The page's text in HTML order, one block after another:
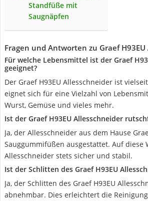
Standfüße mit
Saugnäpfen
Fragen und Antworten zu Graef
Für welche Lebensmittel ist der Graef
geeignet?
Der Graef H93EU Allesschneider ist
eignet sich für eine Vielzahl von
Wurst, Gemüse und vieles mehr.
Ist der Graef H93EU Allesschneider
Ja, der Allesschneider aus dem Hause
Sauggummifüßen ausgestattet. Auf diese
Allesschneider stets sicher und stabil.
Ist der Schlitten des Graef H93EU
Ja, der Schlitten des Graef H93EU
abnehmbar. Dies erleichtert die